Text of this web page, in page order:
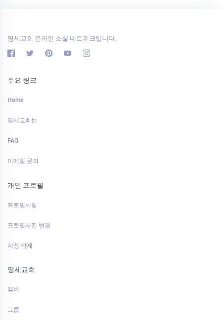
영세교회 온라인 소셜 네트워크입니다.
주요 링크
Home
영세교회는
FAQ
이메일 문의
개인 프로필
프로필세팅
프로필사진 변경
계정 삭제
영세교회
멤버
그룹